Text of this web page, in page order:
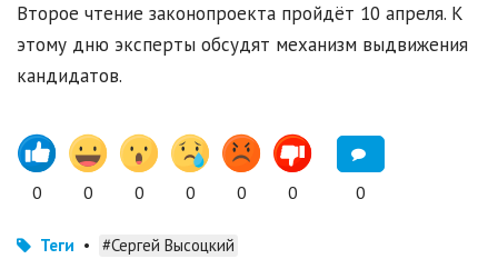
Второе чтение законопроекта пройдёт 10 апреля. К
этому дню эксперты обсудят механизм выдвижения
кандидатов.
0 0 0 0 0 0 0
Теги • #Сергей Высоцкий